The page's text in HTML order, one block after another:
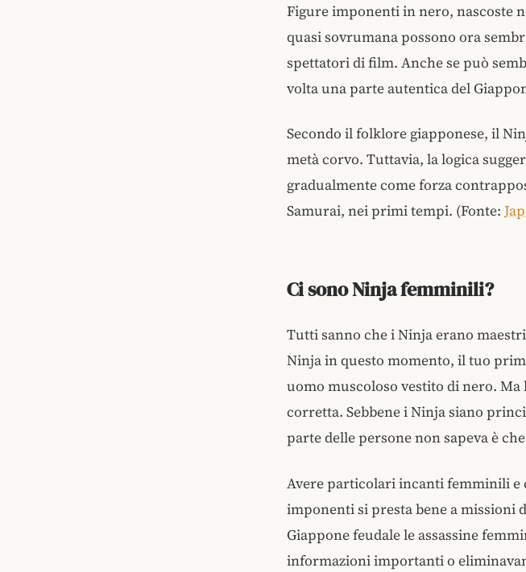
Figure imponenti in nero, nascoste
quasi sovrumana possono ora
spettatori di film. Anche se può
volta una parte autentica del
Secondo il folklore giapponese, il
metà corvo. Tuttavia, la logica
gradualmente come forza
Samurai, nei primi tempi. (Fonte:
Ci sono Ninja femminili?
Tutti sanno che i Ninja erano
Ninja in questo momento, il tuo
uomo muscoloso vestito di nero. Ma
corretta. Sebbene i Ninja siano
parte delle persone non sapeva è
Avere particolari incanti femminili e
imponenti si presta bene a missioni
Giappone feudale le assassine
informazioni importanti o